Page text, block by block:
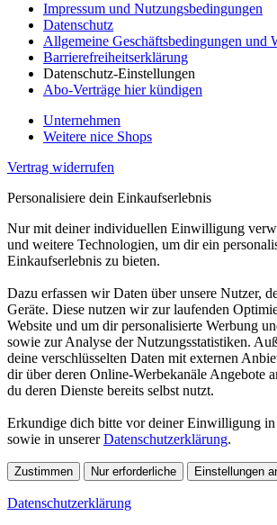
Impressum und Nutzungsbedingungen
Datenschutz
Allgemeine Geschäftsbedingungen und
Barrierefreiheitserklärung
Datenschutz-Einstellungen
Abo-Verträge hier kündigen
Unternehmen
Weitere nice Shops
Vertrag widerrufen
Personalisiere dein Einkaufserlebnis
Nur mit deiner individuellen Einwilligung
und weitere Technologien, um dir ein
Einkaufserlebnis zu bieten.
Dazu erfassen wir Daten über unsere Nutzer,
Geräte. Diese nutzen wir zur laufenden
Website und um dir personalisierte Werbung
sowie zur Analyse der Nutzungsstatistiken.
deine verschlüsselten Daten mit externen
dir über deren Online-Werbekanäle Angebote
du deren Dienste bereits selbst nutzt.
Erkundige dich bitte vor deiner Einwilligung in
sowie in unsererDatenschutzerklärung.
Zustimmen Nur erforderliche Einstellungen
Datenschutzerklärung